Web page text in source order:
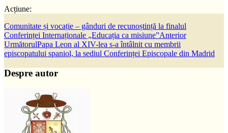
Acțiune:
Comunitate și vocație – gânduri de recunoștință la finalul
Conferinței Internaționale „Educația ca misiune”Anterior
UrmătorulPapa Leon al XIV-lea s-a întâlnit cu membrii
episcopatului spaniol, la sediul Conferinței Episcopale din Madrid
Despre autor